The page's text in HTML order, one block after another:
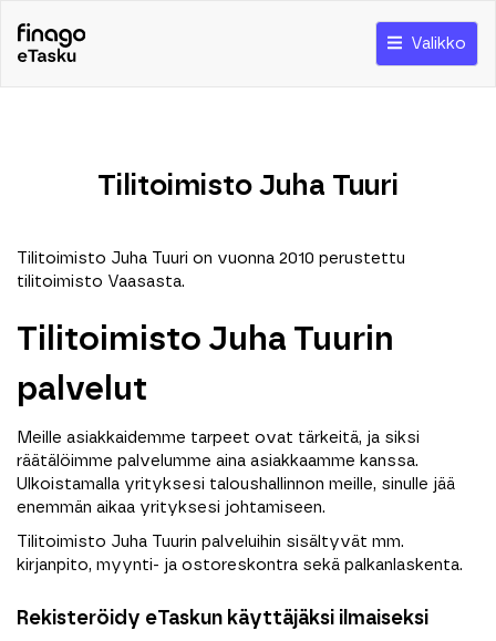
Valikko
Tilitoimisto Juha Tuuri
Tilitoimisto Juha Tuuri on vuonna 2010 perustettu
tilitoimisto Vaasasta.
Tilitoimisto Juha Tuurin
palvelut
Meille asiakkaidemme tarpeet ovat tärkeitä, ja siksi
räätälöimme palvelumme aina asiakkaamme kanssa.
Ulkoistamalla yrityksesi taloushallinnon meille, sinulle jää
enemmän aikaa yrityksesi johtamiseen.
Tilitoimisto Juha Tuurin palveluihin sisältyvät mm.
kirjanpito, myynti- ja ostoreskontra sekä palkanlaskenta.
Rekisteröidy eTaskun käyttäjäksi ilmaiseksi